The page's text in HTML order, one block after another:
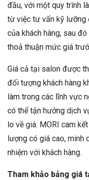
đầu, với một quy trình
từ việc tư vấn kỹ lưỡng
của khách hàng, sau
thoả thuận mức giá
Giá cả tại salon được
đối tượng khách hàng
làm trong các lĩnh vực
có thể tận hưởng dịch
lo về giá. MORI cam
lượng có giá cao, minh
nhiệm với khách hàng.
Tham khảo bảng giá